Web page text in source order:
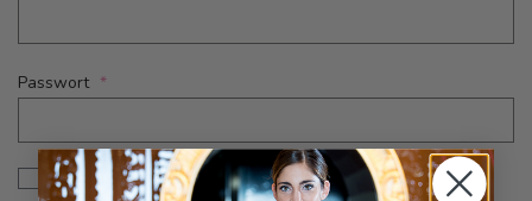
Passwort
Passwort anzeigen